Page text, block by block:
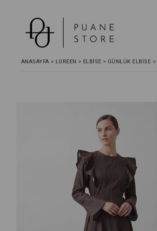
ANASAYFA > LOREEN > ELBİSE > GÜNLÜK ELBISE >